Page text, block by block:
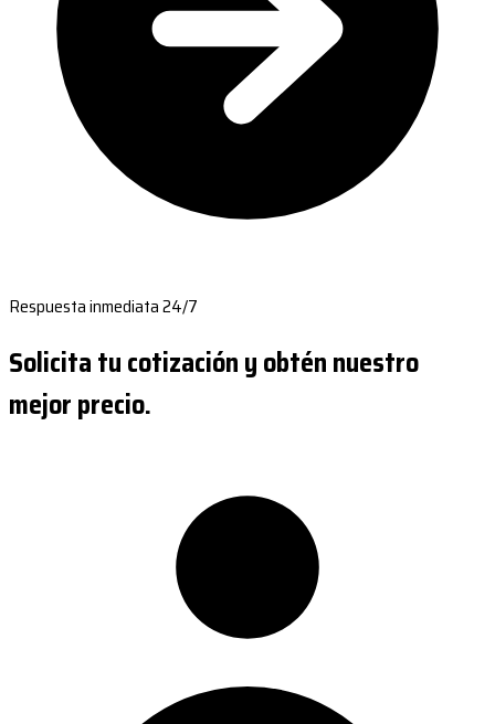
Respuesta inmediata 24/7
Solicita tu cotización y obtén nuestro
mejor precio.